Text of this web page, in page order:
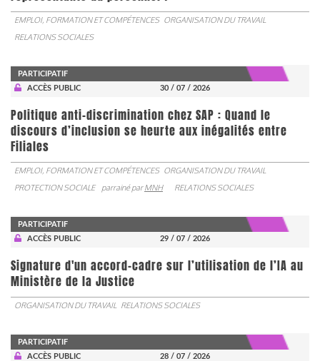
EMPLOI, FORMATION ET COMPÉTENCES ORGANISATION DU TRAVAIL
RELATIONS SOCIALES
PARTICIPATIF
ACCÈS PUBLIC
30 / 07 / 2026
Politique anti-discrimination chez SAP : Quand le
discours d’inclusion se heurte aux inégalités entre
Filiales
EMPLOI, FORMATION ET COMPÉTENCES ORGANISATION DU TRAVAIL
PROTECTION SOCIALE
parrainé parMNH RELATIONS SOCIALES
PARTICIPATIF
ACCÈS PUBLIC
29 / 07 / 2026
Signature d'un accord-cadre sur l’utilisation de l’IA au
Ministère de la Justice
ORGANISATION DU TRAVAIL RELATIONS SOCIALES
PARTICIPATIF
ACCÈS PUBLIC
28 / 07 / 2026